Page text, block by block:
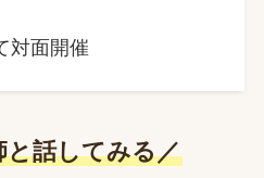
対面開催
と話してみる／